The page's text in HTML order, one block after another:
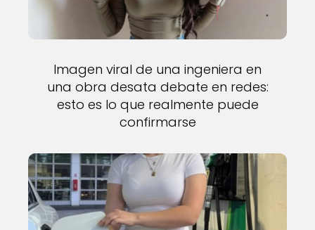
Imagen viral de una ingeniera en
una obra desata debate en redes:
esto es lo que realmente puede
confirmarse